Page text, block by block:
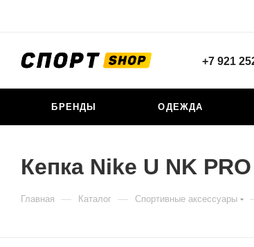
+7 921
БРЕНДЫ ОДЕЖДА
Кепка Nike U NK
Главная — Каталог — Спортивные аксессуары